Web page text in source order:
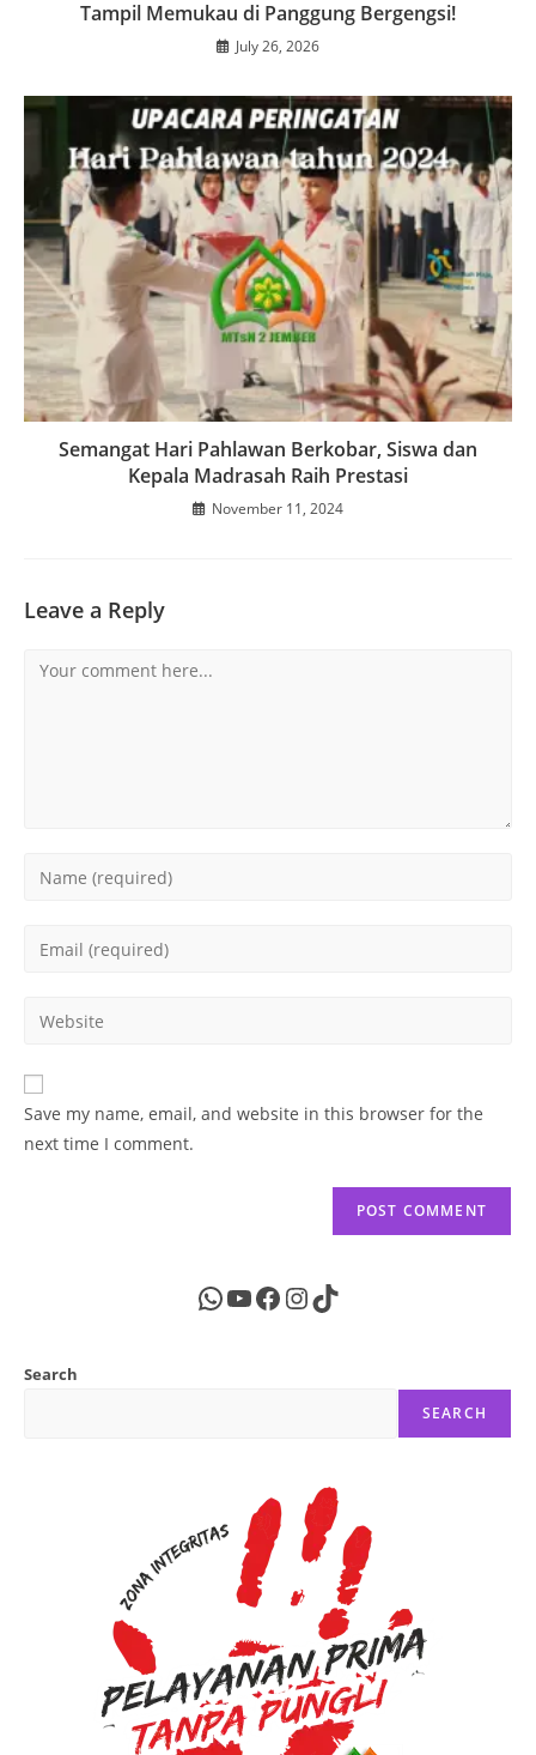
Tampil Memukau di Panggung Bergengsi!
July 26, 2026
Semangat Hari Pahlawan Berkobar, Siswa dan
Kepala Madrasah Raih Prestasi
November 11, 2024
Leave a Reply
Comment
Enter
Enter
address
comment
Enter
website
URL
(optional)
Save my name, email, and website in this browser for the
next time I comment.
WhatsApp
YouTube
Facebook
Instagram
TikTok
Search
SEARCH